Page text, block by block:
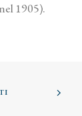
1905).